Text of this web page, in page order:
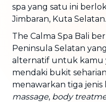
spa yang satu ini
Jimbaran, Kuta Selatan.
The Calma Spa Bali
Peninsula Selatan
alternatif untuk kamu
mendaki bukit
menawarkan tiga
massage, body